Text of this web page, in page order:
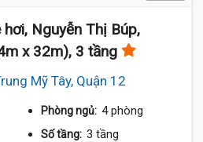
hơi, Nguyễn Thị Búp,
x 32m), 3 tầng
Mỹ Tây, Quận 12
Phòng ngủ: 4 phòng
Số tầng: 3 tầng